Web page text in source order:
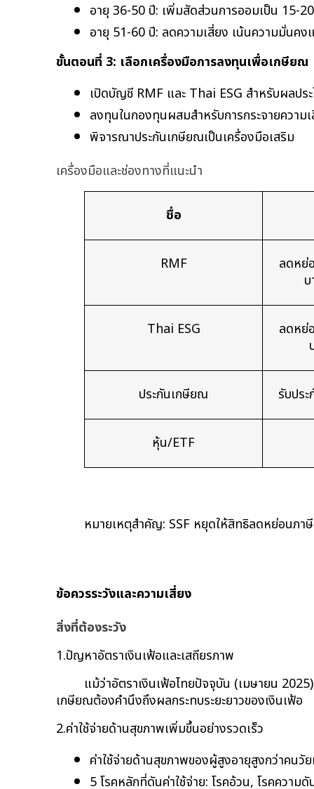
อายุ 36-50 ปี: เพิ่มสัดส่วนการออมเป็น 15-
อายุ 51-60 ปี: ลดความเสี่ยง เน้นความมั่นคง
ขั้นตอนที่ 3: เลือกเครื่องมือการลงทุนเพื่อเกษียณ
เปิดบัญชี RMF และ Thai ESG สำหรับผลปร
ลงทุนในกองทุนผสมสำหรับการกระจายความ
พิจารณาประกันเกษียณเป็นเครื่องมือเสริม
เครื่องมือและช่องทางที่แนะนำ
ชื่อ
RMF
ลดหย่
Thai ESG
ลดหย่
ประกันเกษียณ รับปร
หุ้น/ETF
หมายเหตุสำคัญ: SSF หยุดให้สิทธิลดหย่อนภา
ข้อควรระวังและความเสี่ยง
สิ่งที่ต้องระวัง
1.ปัญหาอัตราเงินเฟ้อและเสถียรภาพ
แม้ว่าอัตราเงินเฟ้อไทยปัจจุบัน (เมษายน
เกษียณต้องคำนึงถึงผลกระทบระยะยาวของเงินเฟ้อ
2.ค่าใช้จ่ายด้านสุขภาพเพิ่มขึ้นอย่างรวดเร็ว
ค่าใช้จ่ายด้านสุขภาพของผู้สูงอายุสูงกว่าคนวั
5 โรคหลักที่ดันค่าใช้จ่าย: โรคอ้วน, โรคความ